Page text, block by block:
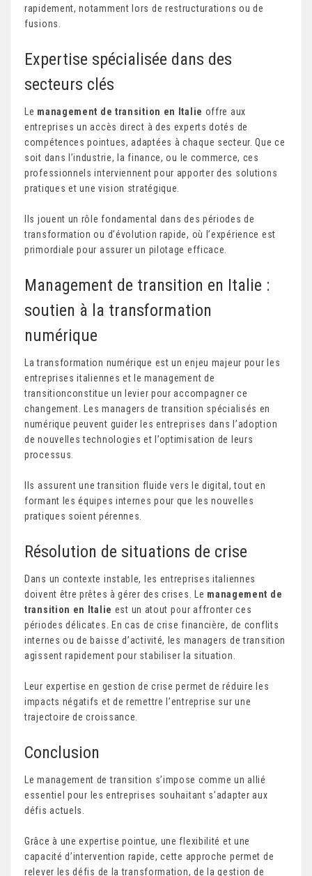
rapidement, notamment lors de restructurations ou de
fusions.
Expertise spécialisée dans des
secteurs clés
Le management de transition en Italie offre aux
entreprises un accès direct à des experts dotés de
compétences pointues, adaptées à chaque secteur. Que ce
soit dans l’industrie, la finance, ou le commerce, ces
professionnels interviennent pour apporter des solutions
pratiques et une vision stratégique.
Ils jouent un rôle fondamental dans des périodes de
transformation ou d’évolution rapide, où l’expérience est
primordiale pour assurer un pilotage efficace.
Management de transition en Italie :
soutien à la transformation
numérique
La transformation numérique est un enjeu majeur pour les
entreprises italiennes et le management de
transitionconstitue un levier pour accompagner ce
changement. Les managers de transition spécialisés en
numérique peuvent guider les entreprises dans l’adoption
de nouvelles technologies et l’optimisation de leurs
processus.
Ils assurent une transition fluide vers le digital, tout en
formant les équipes internes pour que les nouvelles
pratiques soient pérennes.
Résolution de situations de crise
Dans un contexte instable, les entreprises italiennes
doivent être prêtes à gérer des crises. Le management de
transition en Italie est un atout pour affronter ces
périodes délicates. En cas de crise financière, de conflits
internes ou de baisse d’activité, les managers de transition
agissent rapidement pour stabiliser la situation.
Leur expertise en gestion de crise permet de réduire les
impacts négatifs et de remettre l’entreprise sur une
trajectoire de croissance.
Conclusion
Le management de transition s’impose comme un allié
essentiel pour les entreprises souhaitant s’adapter aux
défis actuels.
Grâce à une expertise pointue, une flexibilité et une
capacité d’intervention rapide, cette approche permet de
relever les défis de la transformation, de la gestion de